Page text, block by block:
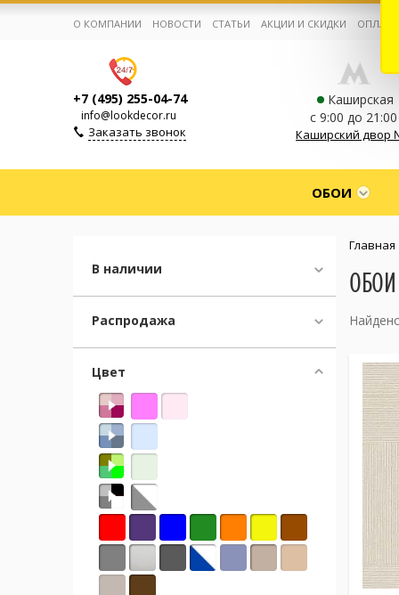
Корзина:0
Избранное:0 товаров
Личный кабинет
Москва (сменить город)
Заказать обратный звонок
О КОМПАНИИ НОВОСТИ СТАТЬИ АКЦИИ И СКИДКИ
+7 (495) 255-04-74
info@lookdecor.ru
Заказать звонок
Каширская
с 9:00 до 21:00
Каширский двор
ОБОИ
В наличии
Распродажа
Цвет
Главная